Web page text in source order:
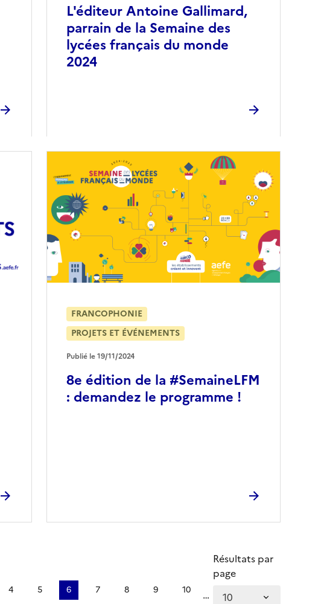
L'éditeur Antoine Gallimard,
parrain de la Semaine des
lycées français du monde
2024
8e édition de la #SemaineLFM
: demandez le programme !
FRANCOPHONIE
PROJETS ET ÉVÉNEMENTS
Publié le 19/11/2024
Page
4
Page
5
Page
6
Page
7
Page
8
Page
9
Page
10 …
Résultats par
page